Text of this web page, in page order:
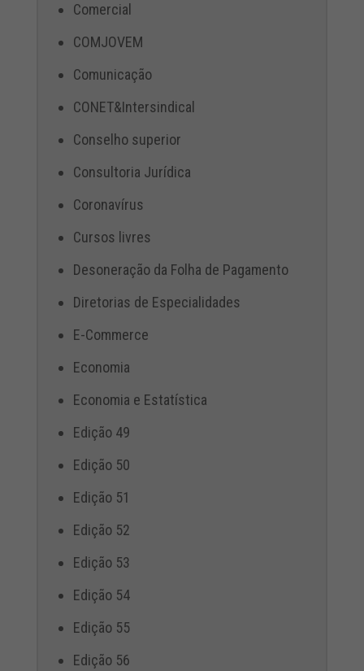
Comercial
COMJOVEM
Comunicação
CONET&Intersindical
Conselho superior
Consultoria Jurídica
Coronavírus
Cursos livres
Desoneração da Folha de Pagamento
Diretorias de Especialidades
E-Commerce
Economia
Economia e Estatística
Edição 49
Edição 50
Edição 51
Edição 52
Edição 53
Edição 54
Edição 55
Edição 56